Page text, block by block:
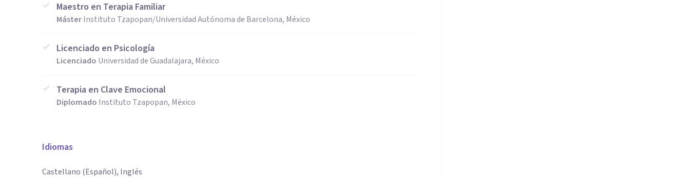
Maestro en Terapia Familiar
MásterInstituto Tzapopan/Universidad Autónoma de Barcelona, México
Licenciado en Psicología
Licenciado Universidad de Guadalajara, México
Terapia en Clave Emocional
Diplomado Instituto Tzapopan, México
Idiomas
Castellano (Español), Inglés